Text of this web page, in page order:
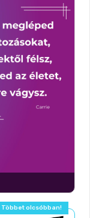
Többet olcsóbban!